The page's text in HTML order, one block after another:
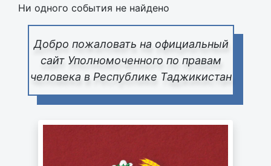
Добро пожаловать на официальный
сайт Уполномоченного по правам
человека в Республике Таджикистан
Ни одного события не найдено